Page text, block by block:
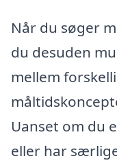
Når du søger
du desuden
mellem
Uanset om du
eller har